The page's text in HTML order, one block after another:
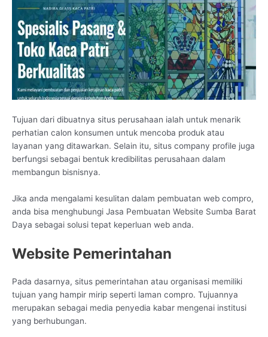
Tujuan dari dibuatnya situs perusahaan ialah untuk menarik
perhatian calon konsumen untuk mencoba produk atau
layanan yang ditawarkan. Selain itu, situs company profile juga
berfungsi sebagai bentuk kredibilitas perusahaan dalam
membangun bisnisnya.
Jika anda mengalami kesulitan dalam pembuatan web compro,
anda bisa menghubungi Jasa Pembuatan Website Sumba Barat
Daya sebagai solusi tepat keperluan web anda.
Website Pemerintahan
Pada dasarnya, situs pemerintahan atau organisasi memiliki
tujuan yang hampir mirip seperti laman compro. Tujuannya
merupakan sebagai media penyedia kabar mengenai institusi
yang berhubungan.